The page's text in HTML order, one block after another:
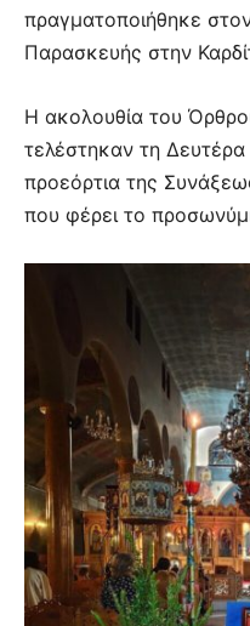
πραγματοποιήθηκε
Παρασκευής στην
Η ακολουθία του
τελέστηκαν τη
προεόρτια της
που φέρει το